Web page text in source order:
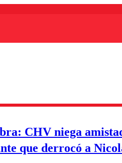
CHV niega
que derrocó a